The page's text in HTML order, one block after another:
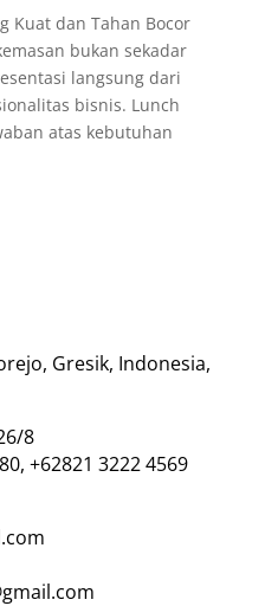
Kuat dan Tahan Bocor
bukan sekadar
langsung dari
bisnis. Lunch
atas kebutuhan
Gresik, Indonesia,
8
+62821 3222 4569